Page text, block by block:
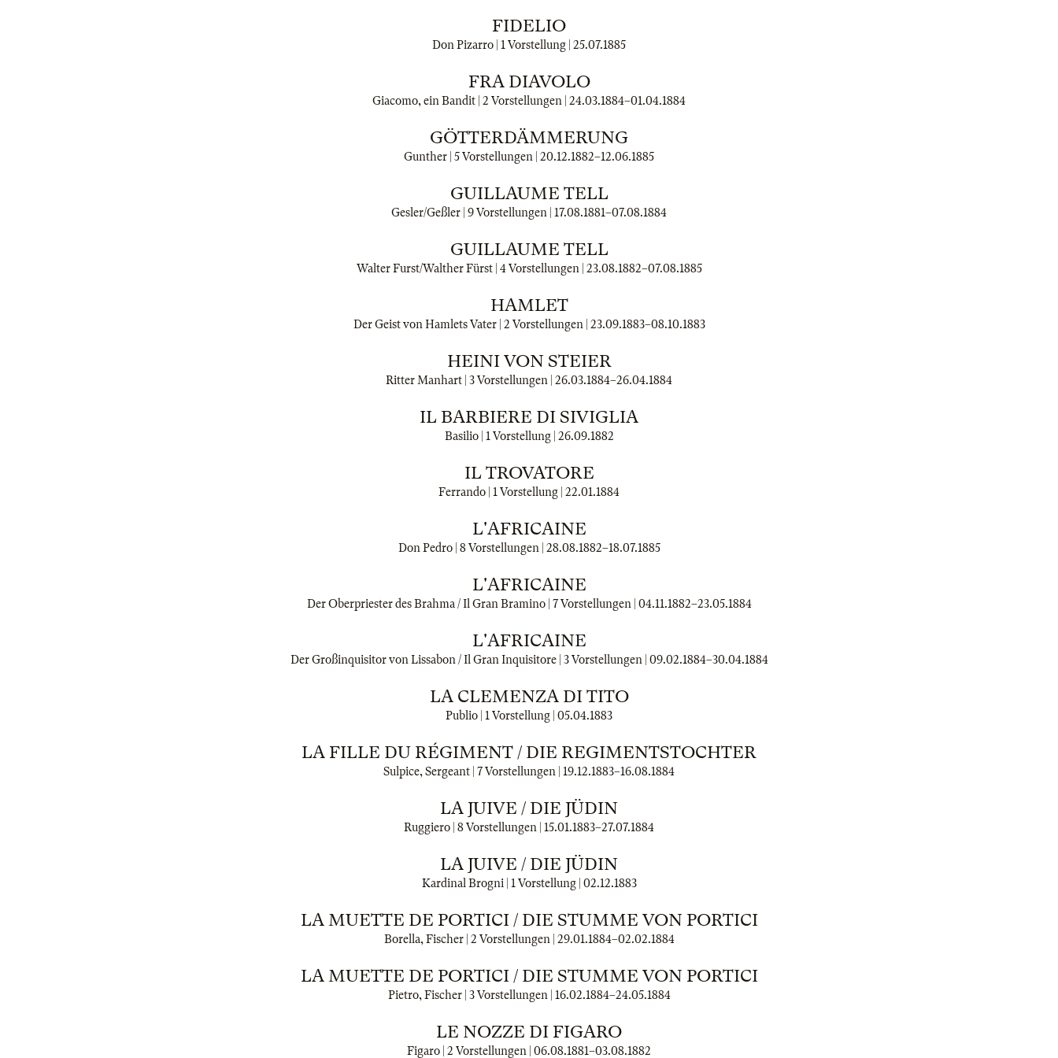
FIDELIO
Don Pizarro | 1 Vorstellung | 25.07.1885
FRA DIAVOLO
Giacomo, ein Bandit | 2 Vorstellungen | 24.03.1884–01.04.1884
GÖTTERDÄMMERUNG
Gunther | 5 Vorstellungen | 20.12.1882–12.06.1885
GUILLAUME TELL
Gesler/Geßler | 9 Vorstellungen | 17.08.1881–07.08.1884
GUILLAUME TELL
Walter Furst/Walther Fürst | 4 Vorstellungen | 23.08.1882–07.08.1885
HAMLET
Der Geist von Hamlets Vater | 2 Vorstellungen | 23.09.1883–08.10.1883
HEINI VON STEIER
Ritter Manhart | 3 Vorstellungen | 26.03.1884–26.04.1884
IL BARBIERE DI SIVIGLIA
Basilio | 1 Vorstellung | 26.09.1882
IL TROVATORE
Ferrando | 1 Vorstellung | 22.01.1884
L'AFRICAINE
Don Pedro | 8 Vorstellungen | 28.08.1882–18.07.1885
L'AFRICAINE
Der Oberpriester des Brahma / Il Gran Bramino | 7 Vorstellungen | 04.11.1882–23.05.1884
L'AFRICAINE
Der Großinquisitor von Lissabon / Il Gran Inquisitore | 3 Vorstellungen | 09.02.1884–30.04.1884
LA CLEMENZA DI TITO
Publio | 1 Vorstellung | 05.04.1883
LA FILLE DU RÉGIMENT / DIE REGIMENTSTOCHTER
Sulpice, Sergeant | 7 Vorstellungen | 19.12.1883–16.08.1884
LA JUIVE / DIE JÜDIN
Ruggiero | 8 Vorstellungen | 15.01.1883–27.07.1884
LA JUIVE / DIE JÜDIN
Kardinal Brogni | 1 Vorstellung | 02.12.1883
LA MUETTE DE PORTICI / DIE STUMME VON PORTICI
Borella, Fischer | 2 Vorstellungen | 29.01.1884–02.02.1884
LA MUETTE DE PORTICI / DIE STUMME VON PORTICI
Pietro, Fischer | 3 Vorstellungen | 16.02.1884–24.05.1884
LE NOZZE DI FIGARO
Figaro | 2 Vorstellungen | 06.08.1881–03.08.1882